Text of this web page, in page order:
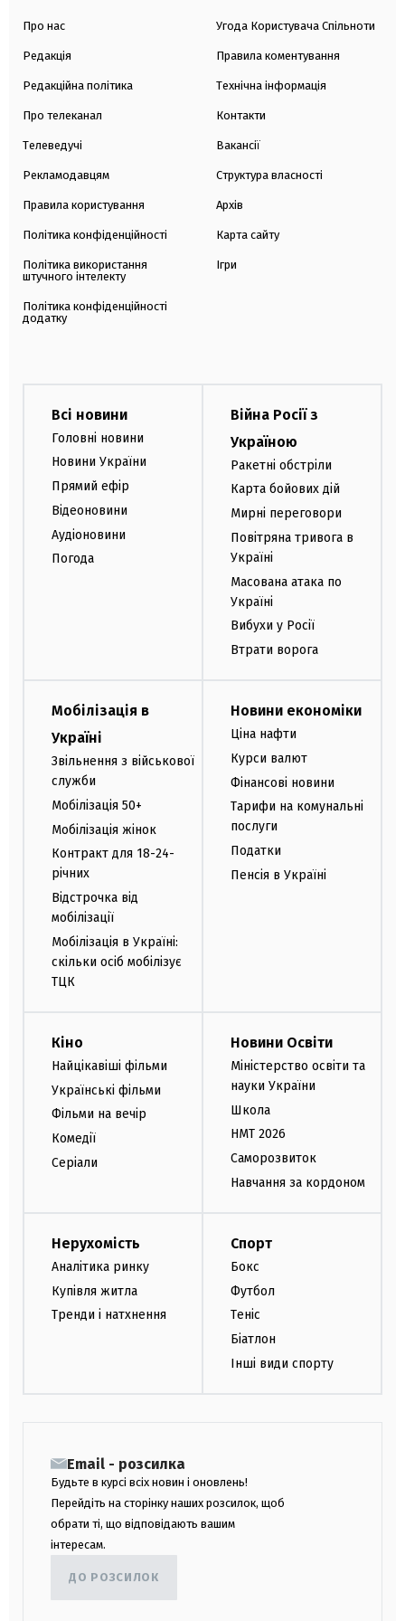
Про нас
Редакція
Редакційна політика
Про телеканал
Телеведучі
Рекламодавцям
Правила користування
Політика конфіденційності
Політика використання
штучного інтелекту
Політика конфіденційності
додатку
Угода Користувача Спільноти
Правила коментування
Технічна інформація
Контакти
Вакансії
Структура власності
Архів
Карта сайту
Ігри
Всі новини
Головні новини
Новини України
Прямий ефір
Відеоновини
Аудіоновини
Погода
Війна Росії з
Україною
Ракетні обстріли
Карта бойових дій
Мирні переговори
Повітряна тривога в
Україні
Масована атака по
Україні
Вибухи у Росії
Втрати ворога
Мобілізація в
Україні
Звільнення з військової
служби
Мобілізація 50+
Мобілізація жінок
Контракт для 18-24-
річних
Відстрочка від
мобілізації
Мобілізація в Україні:
скільки осіб мобілізує
ТЦК
Новини економіки
Ціна нафти
Курси валют
Фінансові новини
Тарифи на комунальні
послуги
Податки
Пенсія в Україні
Кіно
Найцікавіші фільми
Українські фільми
Фільми на вечір
Комедії
Серіали
Новини Освіти
Міністерство освіти та
науки України
Школа
НМТ 2026
Саморозвиток
Навчання за кордоном
Нерухомість
Аналітика ринку
Купівля житла
Тренди і натхнення
Спорт
Бокс
Футбол
Теніс
Біатлон
Інші види спорту
Email - розсилка
Будьте в курсі всіх новин і оновлень!
Перейдіть на сторінку наших розсилок, щоб
обрати ті, що відповідають вашим
інтересам.
ДО РОЗСИЛОК